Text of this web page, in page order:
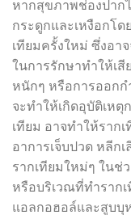
หากสุขภาพช่องปาก
กระดูกและเหงือกโด
เทียมครั้งใหม่ ซึ่งอา
ในการรักษาทำให้เ
หนักๆ หรือการออกก
จะทำให้เกิดอุบัติเห
เทียม อาจทำให้ราก
อาการเจ็บปวด หลีก
รากเทียมใหม่ๆ ในช่
หรือบริเวณที่ทำราก
แอลกอฮอล์และสูบบุ